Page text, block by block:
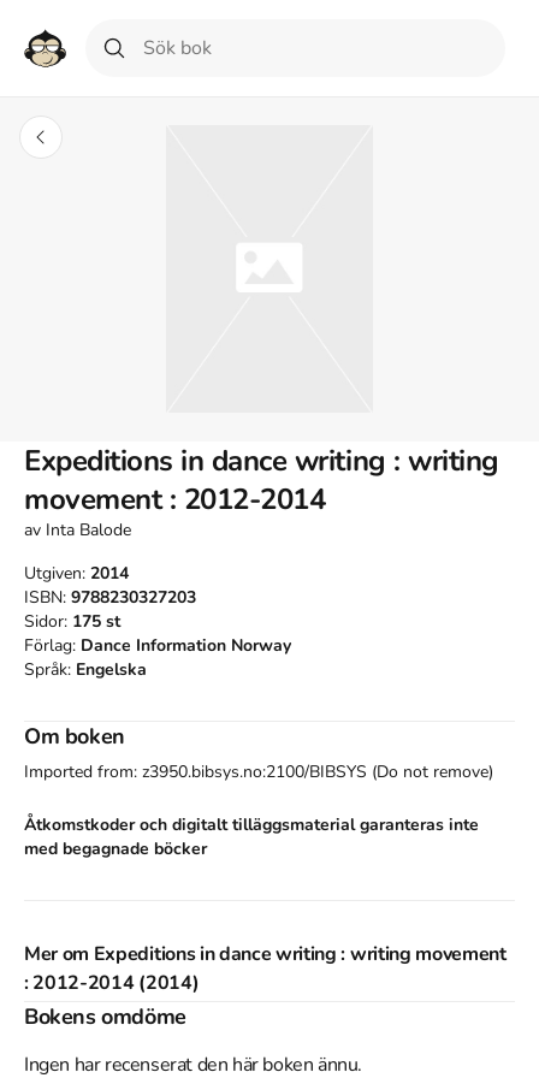
Expeditions in dance writing : writing
movement : 2012-2014
av Inta Balode
Utgiven: 2014
ISBN: 9788230327203
Sidor: 175 st
Förlag: Dance Information Norway
Språk: Engelska
Om boken
Imported from: z3950.bibsys.no:2100/BIBSYS (Do not remove)
Åtkomstkoder och digitalt tilläggsmaterial garanteras inte
med begagnade böcker
Mer om Expeditions in dance writing : writing movement
: 2012-2014 (2014)
2014 släpptes boken Expeditions in dance writing : writing
engelskaoch består av 175 sidor.Förlaget bakom boken är
Bokens omdöme
Ingen har recenserat den här boken ännu.